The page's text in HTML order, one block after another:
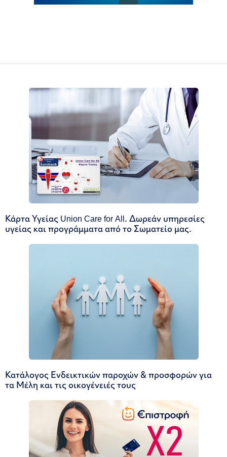
Κάρτα Υγείας Union Care for All. Δωρεάν υπηρεσίες
υγείας και προγράμματα από το Σωματείο μας.
Κατάλογος Ενδεικτικών παροχών & προσφορών για
τα Μέλη και τις οικογένειές τους